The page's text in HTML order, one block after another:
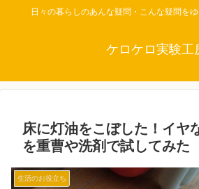
日々の暮らしのあんな疑問・こんな疑問を
ケロケロ実験工
床に灯油をこぼした！イヤ
を重曹や洗剤で試してみた
生活のお役立ち